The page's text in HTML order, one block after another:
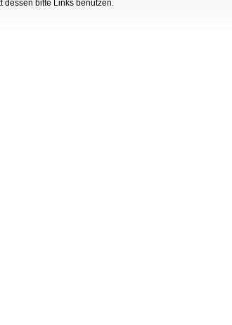
dessen bitte Links benutzen.